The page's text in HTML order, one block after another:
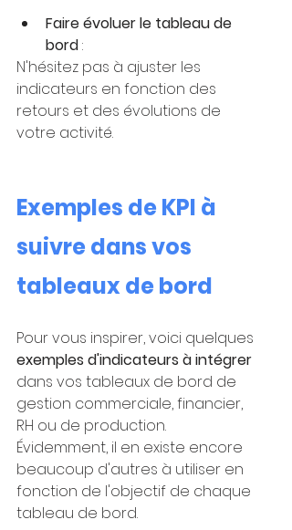
Faire évoluer le tableau de
bord :
N'hésitez pas à ajuster les
indicateurs en fonction des
retours et des évolutions de
votre activité.
Exemples de KPI à
suivre dans vos
tableaux de bord
Pour vous inspirer, voici quelques
exemples d'indicateurs à intégrer
dans vos tableaux de bord de
gestion commerciale, financier,
RH ou de production.
Évidemment, il en existe encore
beaucoup d'autres à utiliser en
fonction de l'objectif de chaque
tableau de bord.